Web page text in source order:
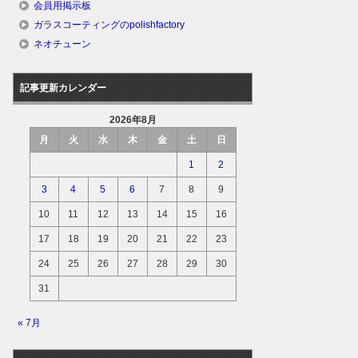
会員用掲示板
ガラスコーティングのpolishfactory
ネオチューン
記事更新カレンダー
2026年8月
月
火 水 木 金 土 日
1 2
3 4 5 6 7 8 9
10 11 12 13 14 15 16
17 18 19 20 21 22 23
24 25 26 27 28 29 30
31
« 7月